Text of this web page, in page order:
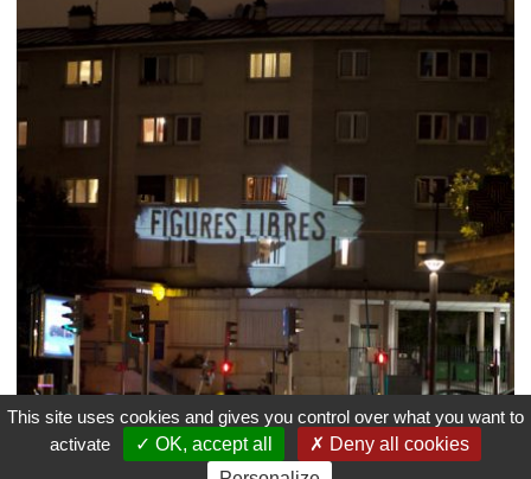
This site uses cookies and gives you control over what you want to
activate
OK, accept all
Deny all cookies